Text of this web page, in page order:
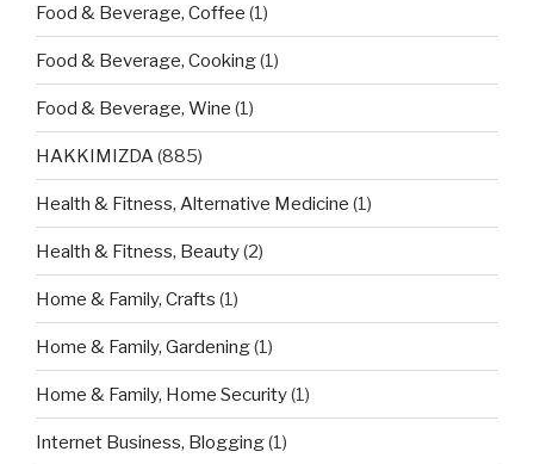
Food & Beverage, Coffee (1)
Food & Beverage, Cooking(1)
Food & Beverage, Wine (1)
HAKKIMIZDA(885)
Health & Fitness, Alternative Medicine (1)
Health & Fitness, Beauty(2)
Home & Family, Crafts (1)
Home & Family, Gardening(1)
Home & Family, Home Security(1)
Internet Business, Blogging(1)